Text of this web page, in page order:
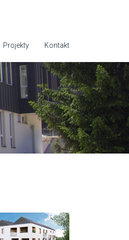
Projekty Kontakt